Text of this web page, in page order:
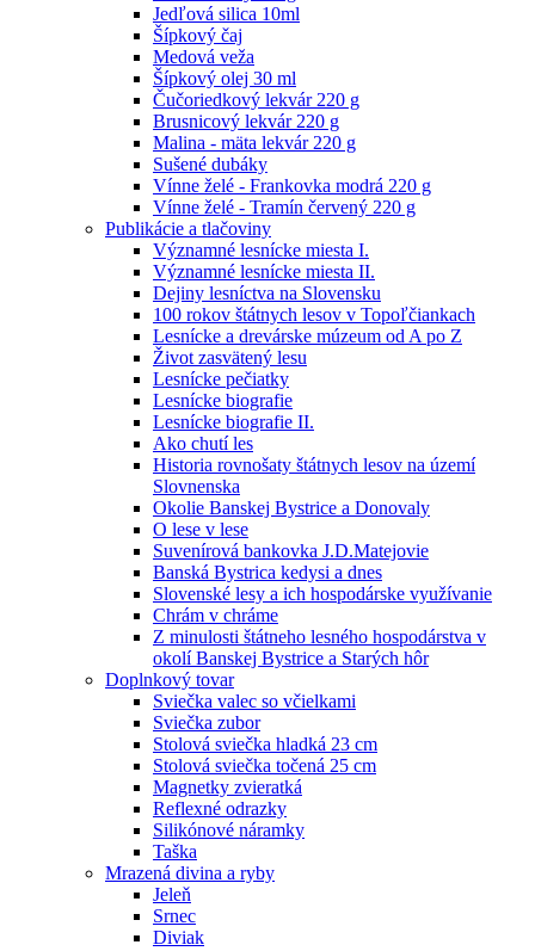
Jedľová silica 10ml
Šípkový čaj
Medová veža
Šípkový olej 30 ml
Čučoriedkový lekvár 220 g
Brusnicový lekvár 220 g
Malina - mäta lekvár 220 g
Sušené dubáky
Vínne želé - Frankovka modrá 220 g
Vínne želé - Tramín červený 220 g
Publikácie a tlačoviny
Významné lesnícke miesta I.
Významné lesnícke miesta II.
Dejiny lesníctva na Slovensku
100 rokov štátnych lesov v Topoľčiankach
Lesnícke a drevárske múzeum od A po Z
Život zasvätený lesu
Lesnícke pečiatky
Lesnícke biografie
Lesnícke biografie II.
Ako chutí les
Historia rovnošaty štátnych lesov na území
Slovnenska
Okolie Banskej Bystrice a Donovaly
O lese v lese
Suvenírová bankovka J.D.Matejovie
Banská Bystrica kedysi a dnes
Slovenské lesy a ich hospodárske využívanie
Chrám v chráme
Z minulosti štátneho lesného hospodárstva v
okolí Banskej Bystrice a Starých hôr
Doplnkový tovar
Sviečka valec so včielkami
Sviečka zubor
Stolová sviečka hladká 23 cm
Stolová sviečka točená 25 cm
Magnetky zvieratká
Reflexné odrazky
Silikónové náramky
Taška
Mrazená divina a ryby
Jeleň
Srnec
Diviak